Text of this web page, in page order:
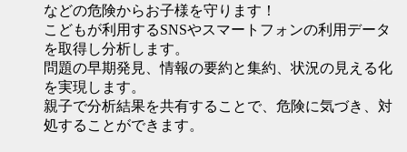
などの危険からお子様を守ります！
こどもが利用するSNSやスマートフォンの利用データ
を取得し分析します。
問題の早期発見、情報の要約と集約、状況の見える化
を実現します。
親子で分析結果を共有することで、危険に気づき、対
処することができます。